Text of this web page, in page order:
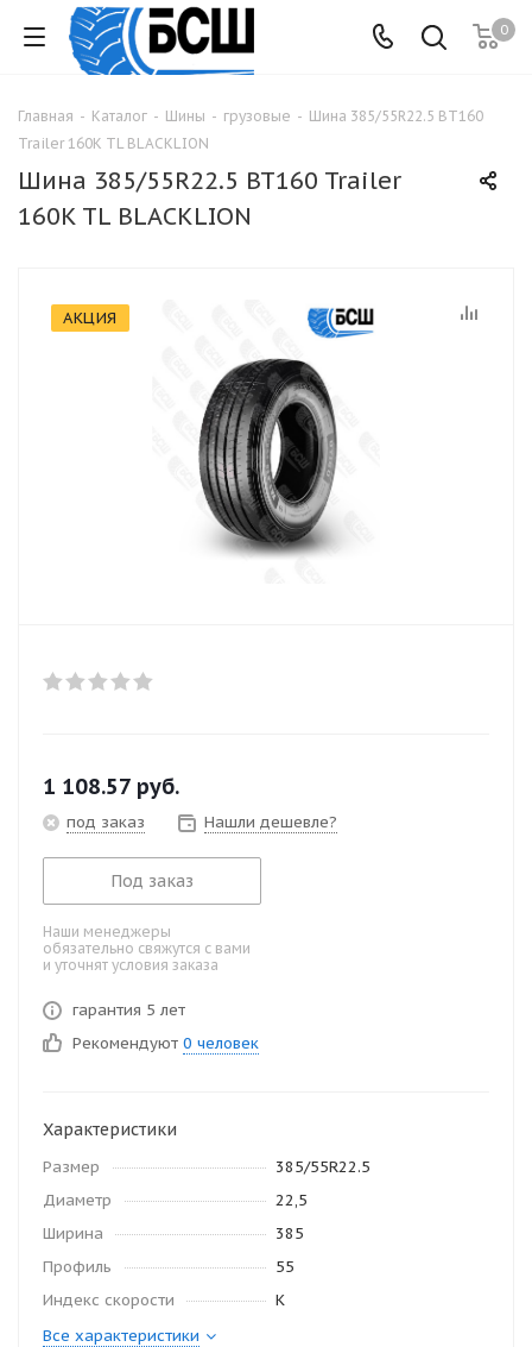
0
Главная - Каталог - Шины - грузовые - Шина 385/55R22.5 BT160
Trailer 160K TL BLACKLION
Шина 385/55R22.5 BT160 Trailer
160K TL BLACKLION
АКЦИЯ
1 108.57 руб.
под заказ Нашли дешевле?
Под заказ
Наши менеджеры
обязательно свяжутся с вами
и уточнят условия заказа
гарантия 5 лет
Рекомендуют 0 человек
Характеристики
Размер
385/55R22.5
Диаметр
22,5
Ширина
385
Профиль
55
Индекс скорости
K
Все характеристики